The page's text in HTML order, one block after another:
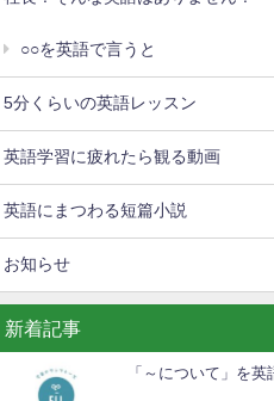
○○を英語で言うと
5分くらいの英語レッスン
英語学習に疲れたら観る動画
英語にまつわる短篇小説
お知らせ
新着記事
「～について」を英